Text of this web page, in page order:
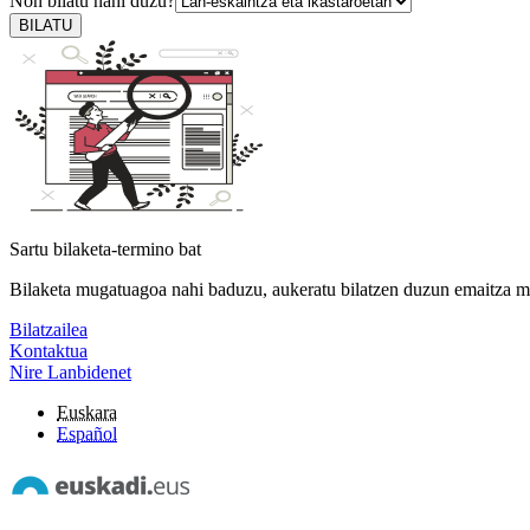
BILATU
Sartu bilaketa-termino bat
Bilaketa mugatuagoa nahi baduzu, aukeratu bilatzen duzun emaitza
Bilatzailea
Kontaktua
Nire Lanbidenet
Euskara
Español